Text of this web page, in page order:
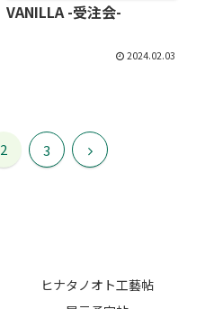
VANILLA -受注会-
2024.02.03
2 3
次
ヒナタノオト工藝帖